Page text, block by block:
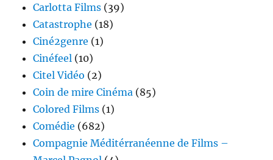
Carlotta Films (39)
Catastrophe (18)
Ciné2genre (1)
Cinéfeel (10)
Citel Vidéo (2)
Coin de mire Cinéma (85)
Colored Films (1)
Comédie (682)
Compagnie Méditérranéenne de Films –